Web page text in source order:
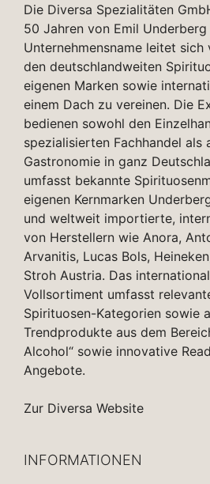
Die Diversa Spezialitäten
50 Jahren von Emil
Unternehmensname leitet sich
den deutschlandweiten
eigenen Marken sowie
einem Dach zu vereinen. Die
bedienen sowohl den
spezialisierten Fachhandel als
Gastronomie in ganz
umfasst bekannte
eigenen Kernmarken
und weltweit importierte,
von Herstellern wie Anora,
Arvanitis, Lucas Bols,
Stroh Austria. Das
Vollsortiment umfasst
Spirituosen-Kategorien sowie
Trendprodukte aus dem
Alcohol“ sowie innovative
Angebote.
Zur Diversa Website
INFORMATIONEN